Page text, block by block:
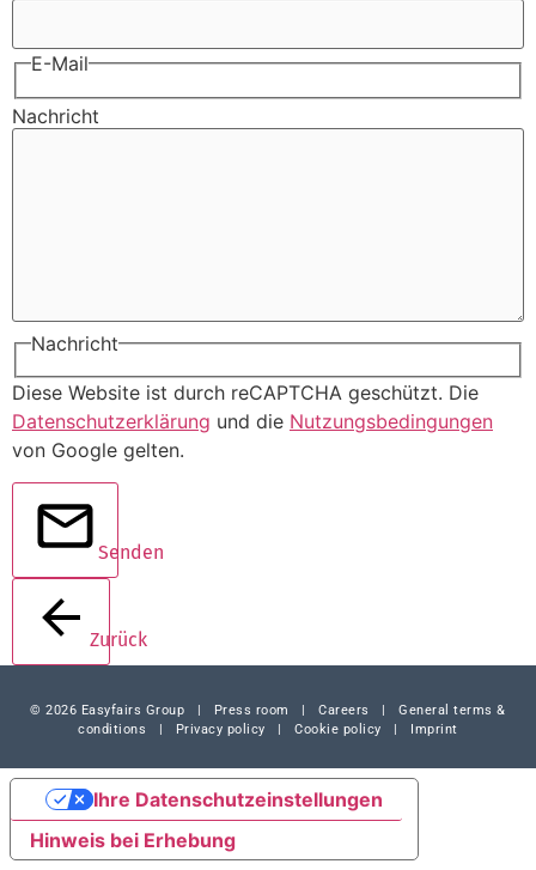
E-Mail
Nachricht
Nachricht
Diese Website ist durch reCAPTCHA geschützt. Die
Datenschutzerklärung und die Nutzungsbedingungen
von Google gelten.
Senden
Zurück
© 2026 Easyfairs Group | Press room |Careers |General terms &
conditions | Privacy policy |Cookie policy | Imprint
Hinweis bei Erhebung
Ihre Datenschutzeinstellungen